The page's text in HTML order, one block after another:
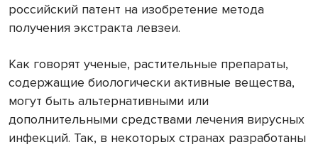
российский патент на изобретение метода
получения экстракта левзеи.
Как говорят ученые, растительные препараты,
содержащие биологически активные вещества,
могут быть альтернативными или
дополнительными средствами лечения вирусных
инфекций. Так, в некоторых странах разработаны